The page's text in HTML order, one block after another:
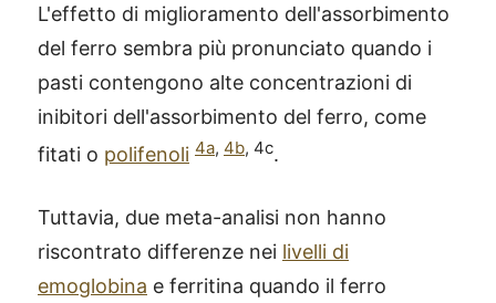
L'effetto di miglioramento dell'assorbimento
del ferro sembra più pronunciato quando i
pasti contengono alte concentrazioni di
inibitori dell'assorbimento del ferro, come
fitati o polifenoli 4a, 4b, 4c.
Tuttavia, due meta-analisi non hanno
riscontrato differenze nei livelli di
emoglobina e ferritina quando il ferro